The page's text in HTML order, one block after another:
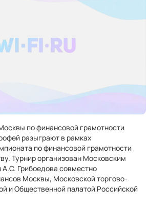
по финансовой грамотности
разыграют в рамках
по финансовой грамотности
Турнир организован Московским
Грибоедова совместно
Москвы, Московской торгово-
и Общественной палатой Российской